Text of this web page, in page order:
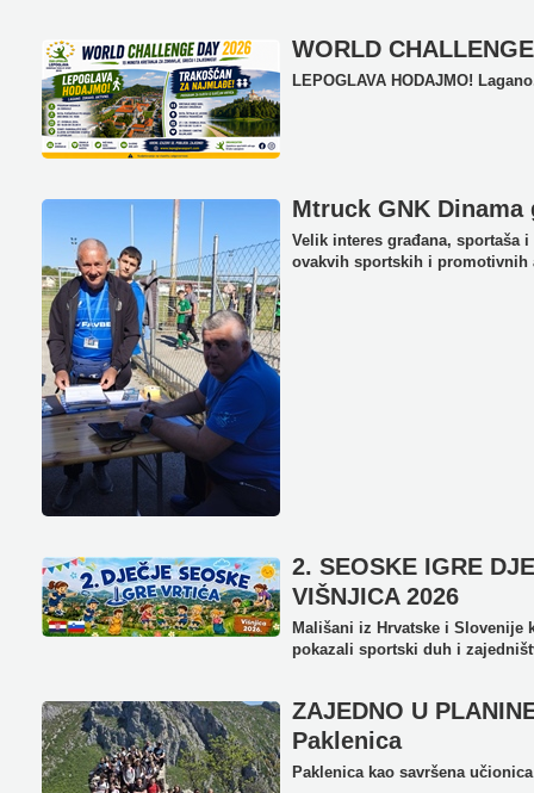
WORLD
LEPOGLAVA HODAJMO!
Mtruck GNK
Velik interes građana, sportaša
ovakvih sportskih i
2. SEOSKE IGRE
VIŠNJICA 2026
Mališani iz Hrvatske i Slovenije
pokazali sportski duh i
ZAJEDNO U
Paklenica
Paklenica kao savršena